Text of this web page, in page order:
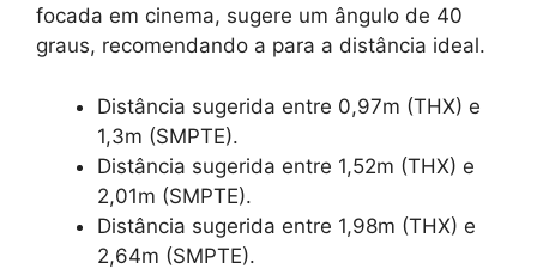
focada em cinema, sugere um ângulo de 40
graus, recomendando a para a distância ideal.
Distância sugerida entre 0,97m (THX) e
1,3m (SMPTE).
Distância sugerida entre 1,52m (THX) e
2,01m (SMPTE).
Distância sugerida entre 1,98m (THX) e
2,64m (SMPTE).